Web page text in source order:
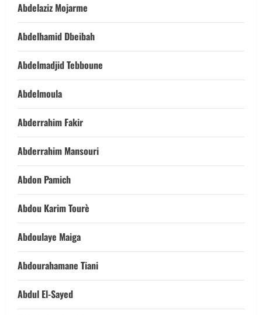
Abdelaziz Mojarme
Abdelhamid Dbeibah
Abdelmadjid Tebboune
Abdelmoula
Abderrahim Fakir
Abderrahim Mansouri
Abdon Pamich
Abdou Karim Tourè
Abdoulaye Maiga
Abdourahamane Tiani
Abdul El-Sayed